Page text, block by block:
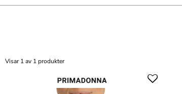
Visar 1 av 1 produkter